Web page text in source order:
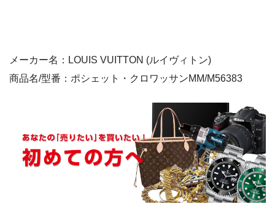
メーカー名：LOUIS VUITTON (ルイヴィトン)
商品名/型番：ポシェット・クロワッサンMM/M56383